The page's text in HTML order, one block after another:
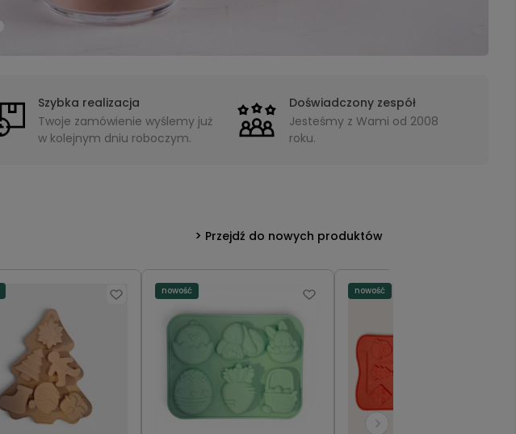
Szybka realizacja
Twoje zamówienie wyślemy już
w kolejnym dniu roboczym.
Doświadczony zespół
Jesteśmy z Wami od 2008
roku.
Przejdź do nowych produktów
nowość nowość